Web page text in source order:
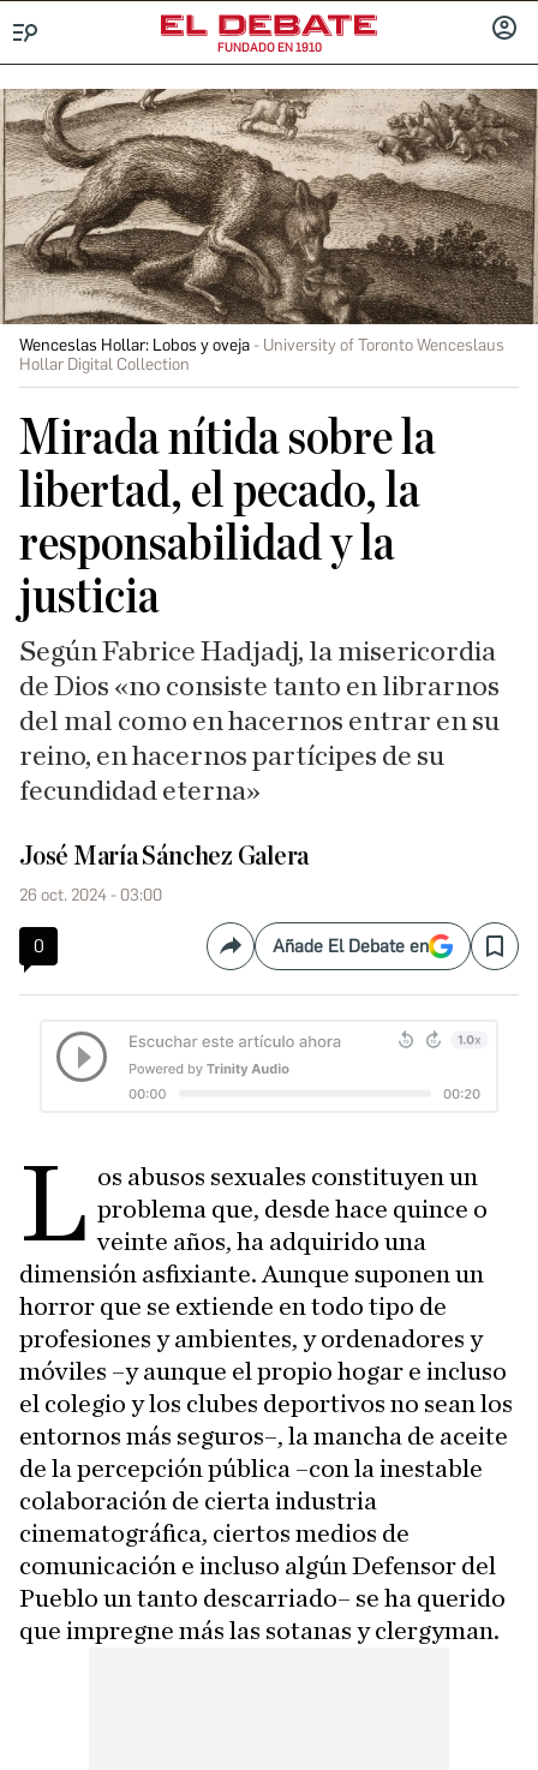
FUNDADO EN 1910
Wenceslas Hollar: Lobos y oveja
University of Toronto Wenceslaus
Hollar Digital Collection
Mirada nítida sobre la
libertad, el pecado, la
responsabilidad y la
justicia
Según Fabrice Hadjadj, la misericordia
de Dios «no consiste tanto en librarnos
del mal como en hacernos entrar en su
reino, en hacernos partícipes de su
fecundidad eterna»
José María Sánchez Galera
26 oct. 2024 - 03:00
0 CompartirAñade El Debate en Save
L os abusos sexuales constituyen un
problema que, desde hace quince o
veinte años, ha adquirido una
dimensión asfixiante. Aunque suponen un
horror que se extiende en todo tipo de
profesiones y ambientes, y ordenadores y
móviles –y aunque el propio hogar e incluso
el colegio y los clubes deportivos no sean los
entornos más seguros–, la mancha de aceite
de la percepción pública –con la inestable
colaboración de cierta industria
cinematográfica, ciertos medios de
comunicación e incluso algún Defensor del
Pueblo un tanto descarriado– se ha querido
que impregne más las sotanas y clergyman.